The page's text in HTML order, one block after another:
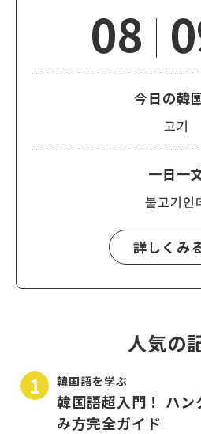
08
今日の韓
고기
一日一
불고기인
詳しくみ
人気の
韓国語を学ぶ
韓国語超入門！ ハ
み方完全ガイド